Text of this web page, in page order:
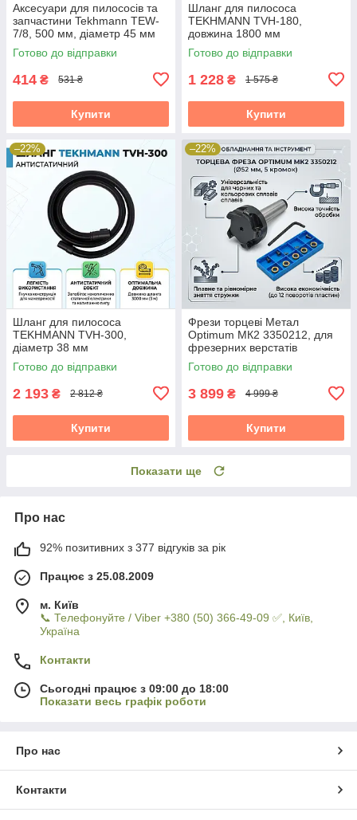
Аксесуари для пилососів та
запчастини Tekhmann TEW-
7/8, 500 мм, діаметр 45 мм
Готово до відправки
414 ₴ 531 ₴
Купити
Шланг для пилососа
TEKHMANN TVH-180,
довжина 1800 мм
Готово до відправки
1 228 ₴ 1 575 ₴
Купити
–22%
Шланг для пилососа
TEKHMANN TVH-300,
діаметр 38 мм
Готово до відправки
2 193 ₴ 2 812 ₴
Купити
–22%
Фрези торцеві Метал
Optimum МК2 3350212, для
фрезерних верстатів
Готово до відправки
3 899 ₴ 4 999 ₴
Купити
Показати ще
Про нас
92% позитивних з 377 відгуків за рік
Працює з 25.08.2009
м. Київ
📞 Телефонуйте / Viber +380 (50) 366-49-09 ✅, Київ,
Україна
Контакти
Сьогодні працює з 09:00 до 18:00
Показати весь графік роботи
Про нас
Контакти